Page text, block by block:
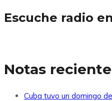
Escuche radio
Notas
Cuba tuvo un domingo